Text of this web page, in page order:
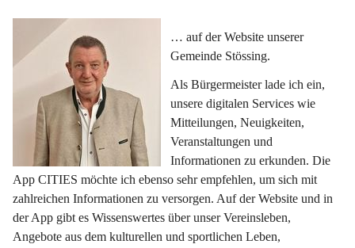
… auf der Website unserer
Gemeinde Stössing.
Als Bürgermeister lade ich ein,
unsere digitalen Services wie
Mitteilungen, Neuigkeiten,
Veranstaltungen und
Informationen zu erkunden. Die
App CITIES möchte ich ebenso sehr empfehlen, um sich mit
zahlreichen Informationen zu versorgen. Auf der Website und in
der App gibt es Wissenswertes über unser Vereinsleben,
Angebote aus dem kulturellen und sportlichen Leben,